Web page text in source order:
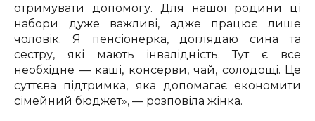
отримувати допомогу. Для нашої родини ці
набори дуже важливі, адже працює лише
чоловік. Я пенсіонерка, доглядаю сина та
сестру, які мають інвалідність. Тут є все
необхідне — каші, консерви, чай, солодощі. Це
суттєва підтримка, яка допомагає економити
сімейний бюджет», — розповіла жінка.